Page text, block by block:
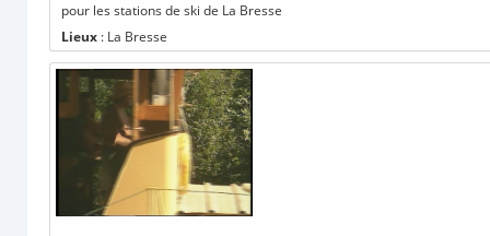
pour les stations de ski de La Bresse
Lieux : La Bresse